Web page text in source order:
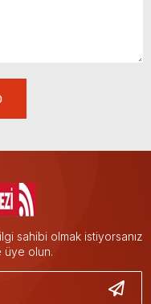
sahibi olmak istiyorsanız
üye olun.